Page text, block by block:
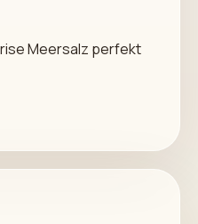
Meersalz perfekt